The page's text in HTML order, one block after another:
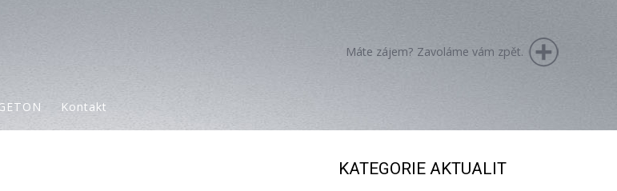
Kontakt
Máte zájem? Zavoláme vám zpět.
KATEGORIE AKTUALIT